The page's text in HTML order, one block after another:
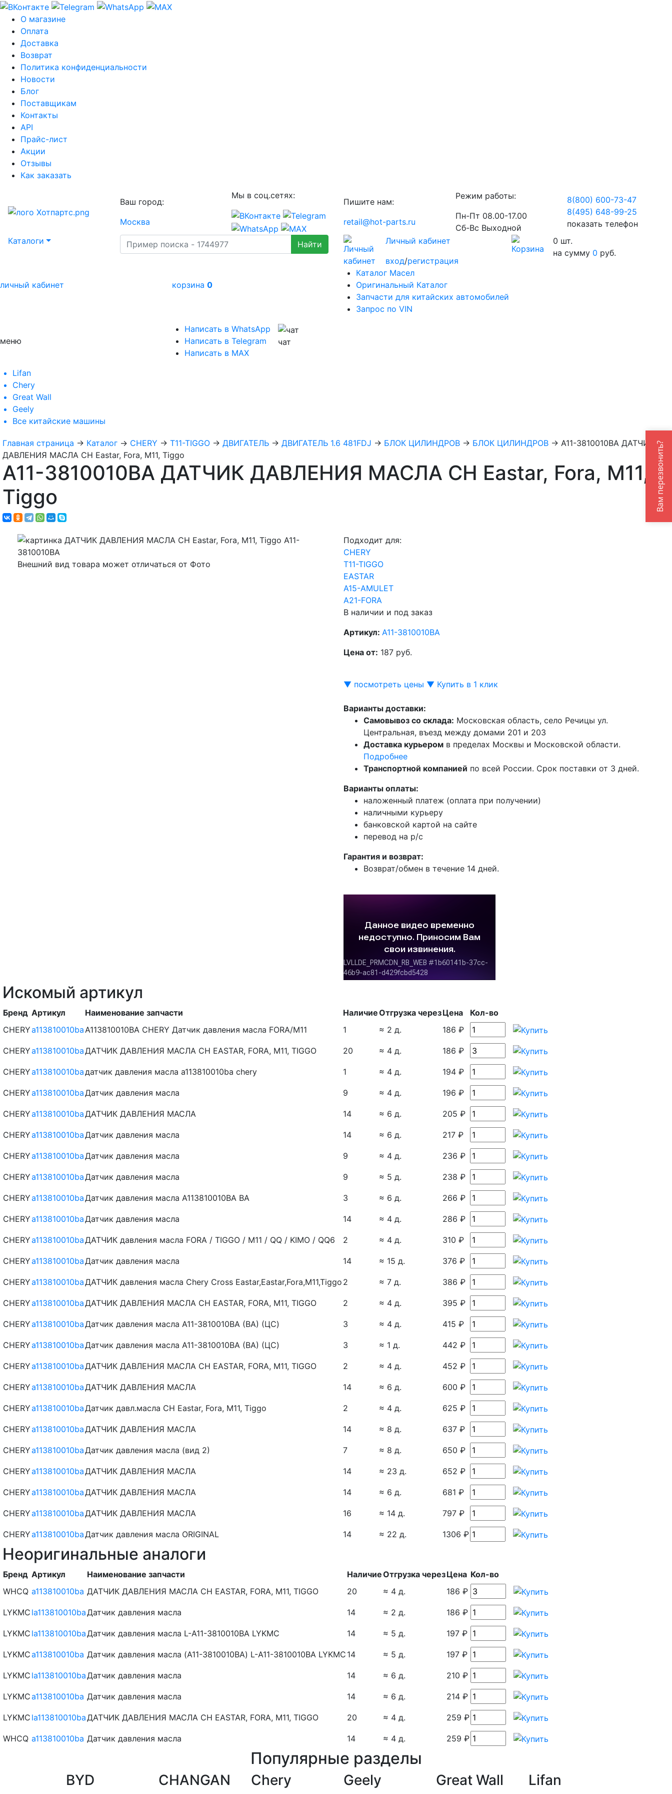
О магазине
Оплата
Доставка
Возврат
Политика конфиденциальности
Новости
Блог
Поставщикам
Контакты
API
Прайс-лист
Акции
Отзывы
Как заказать
Ваш город:
Москва
Мы в соц.сетях:
Пишите нам:
retail@hot-parts.ru
Режим работы:
Пн-Пт 08.00-17.00
Сб-Вс Выходной
8(800) 600-73-47
8(495) 648-99-25
показать телефон
Каталоги
Личный кабинет
вход/регистрация
0 шт.
на сумму 0 руб.
личный кабинет корзина 0
Каталог Масел
Оригинальный Каталог
Запчасти для китайских автомобилей
Запрос по VIN
меню
Написать в WhatsApp
Написать в Telegram
Написать в MAX
чат
Lifan
Chery
Great Wall
Geely
Все китайские машины
Главная страница → Каталог → CHERY → T11-TIGGO → ДВИГАТЕЛЬ → ДВИГАТЕЛЬ 1.6 481FDJ → БЛОК ЦИЛИНДРОВ → БЛОК ЦИЛИНДРОВ → A11-3810010BA ДАТЧИК
ДАВЛЕНИЯ МАСЛА CH Eastar, Fora, M11, Tiggo
A11-3810010BA ДАТЧИК ДАВЛЕНИЯ МАСЛА CH Eastar, Fora, M11,
Tiggo
Внешний вид товара может отличаться от Фото
Подходит для:
CHERY
T11-TIGGO
EASTAR
A15-AMULET
A21-FORA
В наличии и под заказ
Артикул: A11-3810010BA
Цена от: 187 руб.
▼ посмотреть цены ▼ Купить в 1 клик
Варианты доставки:
Самовывоз со склада: Московская область, село Речицы ул.
Центральная, въезд между домами 201 и 203
Доставка курьером в пределах Москвы и Московской области.
Подробнее
Транспортной компанией по всей России. Срок поставки от 3 дней.
Варианты оплаты:
наложенный платеж (оплата при получении)
наличными курьеру
банковской картой на сайте
перевод на р/с
Гарантия и возврат:
Возврат/обмен в течение 14 дней.
Искомый артикул
Бренд Артикул Наименование запчасти НаличиеОтгрузка черезЦена
Кол-во
CHERYa113810010ba A113810010BA CHERY Датчик давления масла FORA/M11 1 ≈ 2 д. 186 ₽
CHERYa113810010baДАТЧИК ДАВЛЕНИЯ МАСЛА CH EASTAR, FORA, M11, TIGGO 20 ≈ 4 д. 186 ₽
CHERYa113810010baдатчик давления масла a113810010ba chery 1 ≈ 4 д. 194 ₽
CHERYa113810010baДатчик давления масла 9 ≈ 4 д. 196 ₽
CHERYa113810010baДАТЧИК ДАВЛЕНИЯ МАСЛА 14 ≈ 6 д. 205 ₽
CHERYa113810010baДатчик давления масла 14 ≈ 6 д. 217 ₽
CHERYa113810010baДатчик давления масла 9 ≈ 4 д. 236 ₽
CHERYa113810010baДатчик давления масла 9 ≈ 5 д. 238 ₽
CHERYa113810010baДатчик давления масла A113810010BA BA 3 ≈ 6 д. 266 ₽
CHERYa113810010baДатчик давления масла 14 ≈ 4 д. 286 ₽
CHERYa113810010baДАТЧИК давления масла FORA / TIGGO / М11 / QQ / KIMO / QQ6 2 ≈ 4 д. 310 ₽
CHERYa113810010baДатчик давления масла 14 ≈ 15 д. 376 ₽
CHERYa113810010baДАТЧИК давления масла Chery Cross Eastar,Eastar,Fora,M11,Tiggo 2 ≈ 7 д. 386 ₽
CHERYa113810010baДАТЧИК ДАВЛЕНИЯ МАСЛА CH EASTAR, FORA, M11, TIGGO 2 ≈ 4 д. 395 ₽
CHERYa113810010baДатчик давления масла A11-3810010BA (BA) (ЦС) 3 ≈ 4 д. 415 ₽
CHERYa113810010baДатчик давления масла A11-3810010BA (BA) (ЦС) 3 ≈ 1 д. 442 ₽
CHERYa113810010baДАТЧИК ДАВЛЕНИЯ МАСЛА CH EASTAR, FORA, M11, TIGGO 2 ≈ 4 д. 452 ₽
CHERYa113810010baДАТЧИК ДАВЛЕНИЯ МАСЛА 14 ≈ 6 д. 600 ₽
CHERYa113810010baДатчик давл.масла CH Eastar, Fora, M11, Tiggo 2 ≈ 4 д. 625 ₽
CHERYa113810010baДАТЧИК ДАВЛЕНИЯ МАСЛА 14 ≈ 8 д. 637 ₽
CHERYa113810010baДатчик давления масла (вид 2) 7 ≈ 8 д. 650 ₽
CHERYa113810010baДАТЧИК ДАВЛЕНИЯ МАСЛА 14 ≈ 23 д. 652 ₽
CHERYa113810010baДАТЧИК ДАВЛЕНИЯ МАСЛА 14 ≈ 6 д. 681 ₽
CHERYa113810010baДАТЧИК ДАВЛЕНИЯ МАСЛА 16 ≈ 14 д. 797 ₽
CHERYa113810010baДатчик давления масла ORIGINAL 14 ≈ 22 д. 1306 ₽
Неоригинальные аналоги
Бренд Артикул Наименование запчасти НаличиеОтгрузка черезЦена Кол-во
WHCQ a113810010ba ДАТЧИК ДАВЛЕНИЯ МАСЛА CH EASTAR, FORA, M11, TIGGO 20 ≈ 4 д. 186 ₽
LYKMC la113810010baДатчик давления масла 14 ≈ 2 д. 186 ₽
LYKMC la113810010baДатчик давления масла L-A11-3810010BA LYKMC 14 ≈ 5 д. 197 ₽
LYKMCa113810010ba Датчик давления масла (A11-3810010BA) L-A11-3810010BA LYKMC 14 ≈ 5 д. 197 ₽
LYKMC la113810010baДатчик давления масла 14 ≈ 6 д. 210 ₽
LYKMCa113810010ba Датчик давления масла 14 ≈ 6 д. 214 ₽
LYKMC la113810010baДАТЧИК ДАВЛЕНИЯ МАСЛА CH EASTAR, FORA, M11, TIGGO 20 ≈ 4 д. 259 ₽
WHCQ a113810010ba Датчик давления масла 14 ≈ 4 д. 259 ₽
Популярные разделы
BYD CHANGAN Chery Geely Great Wall Lifan
Вам перезвонить?